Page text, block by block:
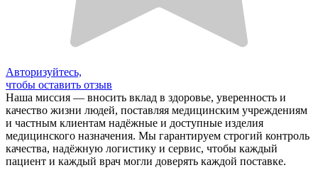
Авторизуйтесь,
чтобы оставить отзыв
Наша миссия — вносить вклад в здоровье, уверенность и
качество жизни людей, поставляя медицинским учреждениям
и частным клиентам надёжные и доступные изделия
медицинского назначения. Мы гарантируем строгий контроль
качества, надёжную логистику и сервис, чтобы каждый
пациент и каждый врач могли доверять каждой поставке.